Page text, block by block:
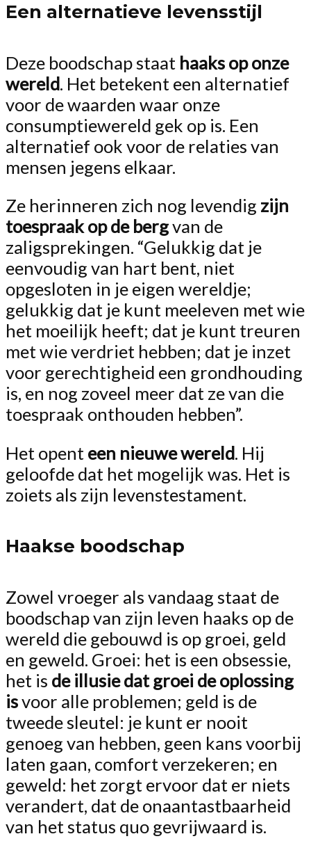
Een alternatieve levensstijl
Deze boodschap staat haaks op onze
wereld. Het betekent een alternatief
voor de waarden waar onze
consumptiewereld gek op is. Een
alternatief ook voor de relaties van
mensen jegens elkaar.
Ze herinneren zich nog levendig zijn
toespraak op de bergvan de
zaligsprekingen. “Gelukkig dat je
eenvoudig van hart bent, niet
opgesloten in je eigen wereldje;
gelukkig dat je kunt meeleven met wie
het moeilijk heeft; dat je kunt treuren
met wie verdriet hebben; dat je inzet
voor gerechtigheid een grondhouding
is, en nog zoveel meer dat ze van die
toespraak onthouden hebben”.
Het opent een nieuwe wereld. Hij
geloofde dat het mogelijk was. Het is
zoiets als zijn levenstestament.
Haakse boodschap
Zowel vroeger als vandaag staat de
boodschap van zijn leven haaks op de
wereld die gebouwd is op groei, geld
en geweld. Groei: het is een obsessie,
het is de illusie dat groei de oplossing
isvoor alle problemen; geld is de
tweede sleutel: je kunt er nooit
genoeg van hebben, geen kans voorbij
laten gaan, comfort verzekeren; en
geweld: het zorgt ervoor dat er niets
verandert, dat de onaantastbaarheid
van het status quo gevrijwaard is.